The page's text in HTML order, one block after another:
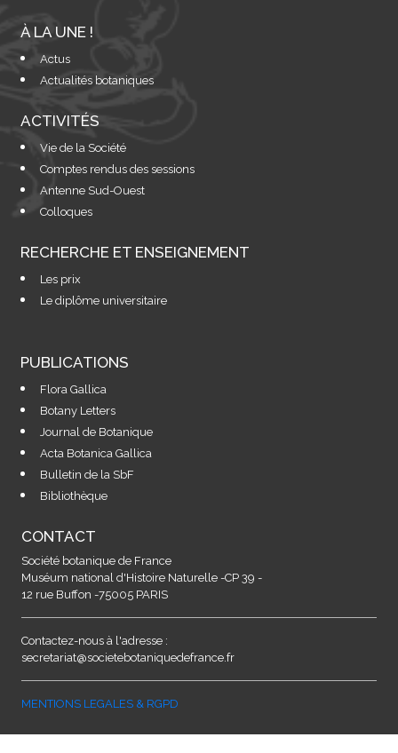
À LA UNE !
Actus
Actualités botaniques
ACTIVITÉS
Vie de la Société
Comptes rendus des sessions
Antenne Sud-Ouest
Colloques
RECHERCHE ET ENSEIGNEMENT
Les prix
Le diplôme universitaire
PUBLICATIONS
Flora Gallica
Botany Letters
Journal de Botanique
Acta Botanica Gallica
Bulletin de la SbF
Bibliothèque
CONTACT
Société botanique de France
Muséum national d'Histoire Naturelle -CP 39 -
12 rue Buffon -75005 PARIS
Contactez-nous à l'adresse :
secretariat@societebotaniquedefrance.fr
MENTIONS LEGALES & RGPD